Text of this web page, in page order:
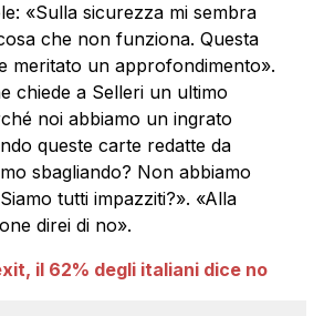
«Sulla sicurezza mi sembra
che non funziona. Questa
meritato un approfondimento».
chiede a Selleri un ultimo
noi abbiamo un ingrato
queste carte redatte da
sbagliando? Non abbiamo
tutti impazziti?». «Alla
direi di no».
il 62% degli italiani dice no